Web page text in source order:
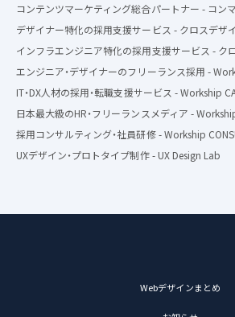
コンテンツマーケティング総合パートナー - コン
デザイナー特化の採用支援サービス - クロスデザ
インフラエンジニア特化の採用支援サービス - ク
エンジニア・デザイナーのフリーランス採用 -
IT・DX人材の採用・転職支援サービス - Workship
日本最大級のHR・フリーランスメディア -
採用コンサルティング・社員研修 - Workship
UXデザイン・プロトタイプ制作 - UX Design Lab
Webデザインまとめ